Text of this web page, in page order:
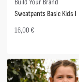
Build Your Brand
Sweatpants Basic Kids I
16,00 €